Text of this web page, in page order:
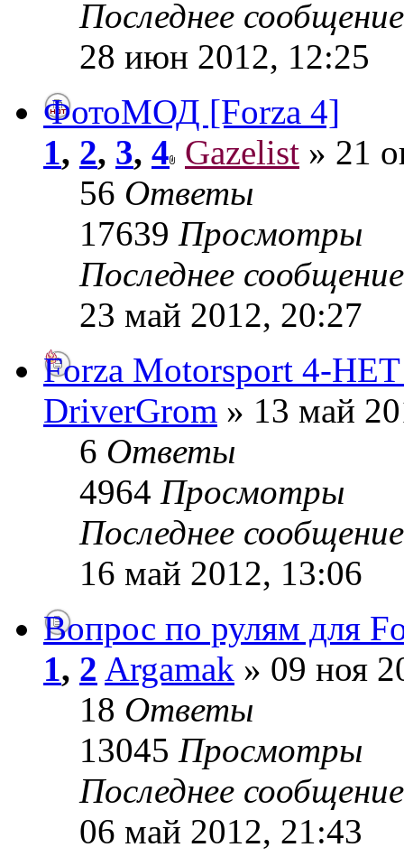
Последнее
28 июн 2012, 12:25
ФотоМОД [Forza 4]
1, 2, 3, 4 Gazelist » 21
56 Ответы
17639 Просмотры
Последнее
23 май 2012, 20:27
Forza Motorsport 4-НЕТ
DriverGrom » 13 май
6 Ответы
4964 Просмотры
Последнее
16 май 2012, 13:06
Вопрос по рулям для
1, 2 Argamak » 09 ноя
18 Ответы
13045 Просмотры
Последнее
06 май 2012, 21:43